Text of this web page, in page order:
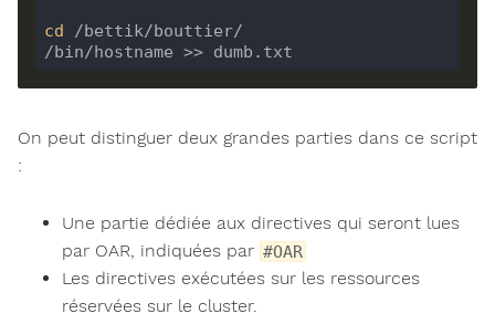
cd
On peut distinguer deux grandes parties dans ce script
:
Une partie dédiée aux directives qui seront lues
par OAR, indiquées par #OAR
Les directives exécutées sur les ressources
réservées sur le cluster.